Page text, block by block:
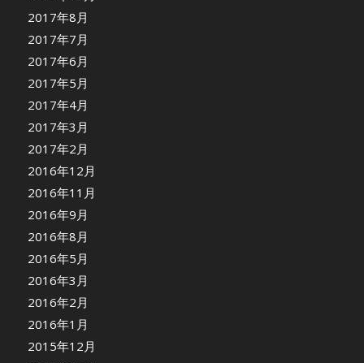
2017年8月
2017年7月
2017年6月
2017年5月
2017年4月
2017年3月
2017年2月
2016年12月
2016年11月
2016年9月
2016年8月
2016年5月
2016年3月
2016年2月
2016年1月
2015年12月